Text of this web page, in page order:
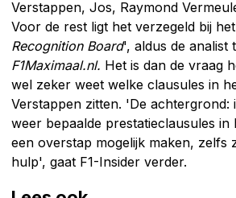
Verstappen, Jos, Raymond
Voor de rest ligt het verzegeld bij het
Recognition Board', aldus de analist
F1Maximaal.nl. Het is dan de vraag
wel zeker weet welke clausules in
Verstappen zitten. 'De achtergrond:
weer bepaalde prestatieclausules in
een overstap mogelijk maken, zelfs
hulp', gaat F1-Insider verder.